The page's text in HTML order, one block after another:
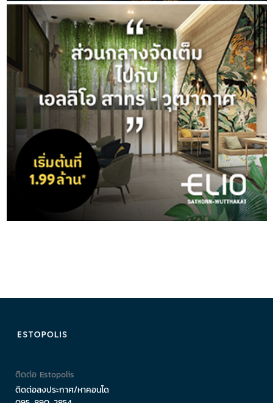
ติดต่อ Estopolis
ติดต่อลงประกาศ/หาคอนโด